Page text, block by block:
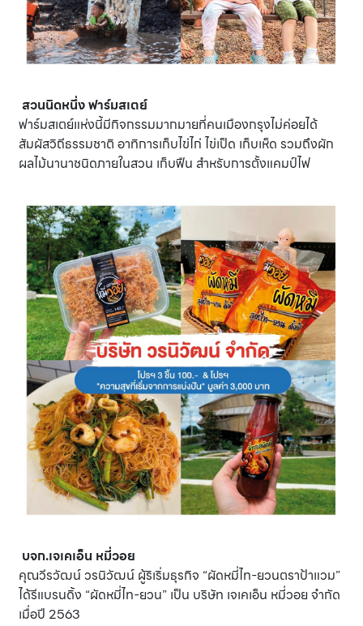
สวนนิดหนึ่ง ฟาร์มสเตย์
ฟาร์มสเตย์แห่งนี้มีกิจกรรมมากมายที่คนเมืองกรุงไม่ค่อยได้
สัมผัสวิถีธรรมชาติ อาทิการเก็บไข่ไก่ ไข่เป็ด เก็บเห็ด รวมถึงผัก
ผลไม้นานาชนิดภายในสวน เก็บฟืน สำหรับการตั้งแคมป์ไฟ
บจก.เจเคเอ็น หมี่วอย
คุณวีรวัฒน์ วรนิวัฒน์ ผู้ริเริ่มธุรกิจ “ผัดหมี่ไท-ยวนตราป้าแวม”
ได้รีแบรนดิ้ง “ผัดหมี่ไท-ยวน” เป็น บริษัท เจเคเอ็น หมี่วอย จำกัด
เมื่อปี 2563